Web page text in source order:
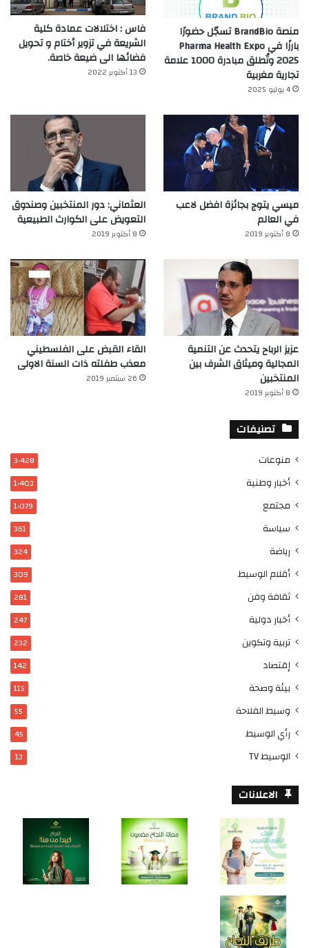
منصة BrandBio تسجّل حضورًا
بارزًا في Pharma Health Expo
2025 وتُطلق مبادرة 1000 علامة
تجارية مغربية
4 يوليو 2025
فاس : اختلالات عمادة كلية
الشريعة في تزوير أختام و تحويل
فضائها الى ضيعة خاصة.
13 أكتوبر 2022
ميسي يتوج بجائزة افضل لاعب
في العالم‎
8 أكتوبر 2019
العثماني: دور المنتخبين وصندوق
التعويض على الكوارث الطبيعية
8 أكتوبر 2019
عزيز الرباح يتحدث عن التنمية
المجالية وميثاق الشرف بين
المنتخبين
8 أكتوبر 2019
القاء القبض على الفلسطيني
معذب طفلته ذات السنة الاولى
26 سبتمبر 2019
تصنيفات
منوعات 3٬428
أخبار وطنية 1٬403
مجتمع 1٬079
سياسة 361
رياضة 324
أقلام الوسيط 309
ثقافة وفن 281
أخبار دولية 247
تربية وتكوين 232
إقتصاد 142
بيئة وصحة 115
وسيط الفلاحة 55
رأي الوسيط 45
الوسيط TV 13
الاعلانات